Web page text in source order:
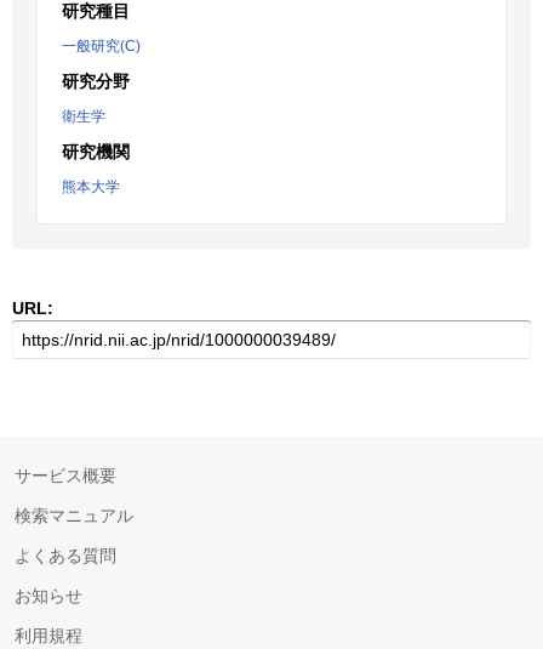
研究種目
一般研究(C)
研究分野
衛生学
研究機関
熊本大学
URL:
サービス概要
検索マニュアル
よくある質問
お知らせ
利用規程